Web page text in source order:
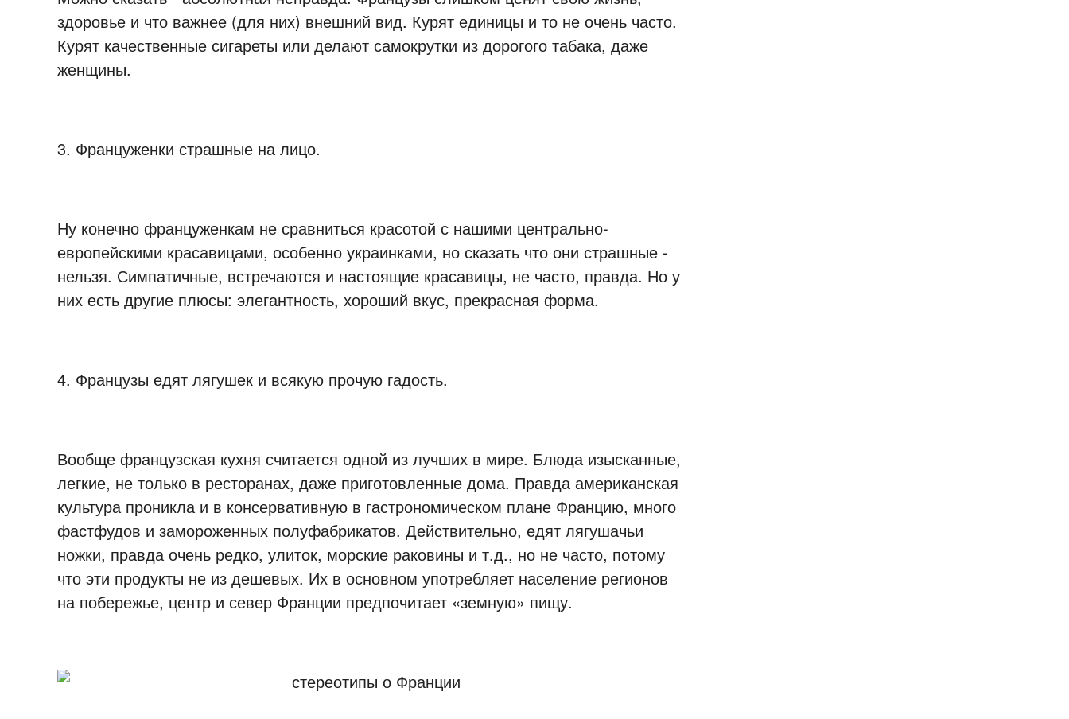
здоровье и что важнее (для них) внешний вид. Курят единицы и то не очень часто.
Курят качественные сигареты или делают самокрутки из дорогого табака, даже
женщины.
3. Француженки страшные на лицо.
Ну конечно француженкам не сравниться красотой с нашими центрально-
европейскими красавицами, особенно украинками, но сказать что они страшные -
нельзя. Симпатичные, встречаются и настоящие красавицы, не часто, правда. Но у
них есть другие плюсы: элегантность, хороший вкус, прекрасная форма.
4. Французы едят лягушек и всякую прочую гадость.
Вообще французская кухня считается одной из лучших в мире. Блюда изысканные,
легкие, не только в ресторанах, даже приготовленные дома. Правда американская
культура проникла и в консервативную в гастрономическом плане Францию, много
фастфудов и замороженных полуфабрикатов. Действительно, едят лягушачьи
ножки, правда очень редко, улиток, морские раковины и т.д., но не часто, потому
что эти продукты не из дешевых. Их в основном употребляет население регионов
на побережье, центр и север Франции предпочитает «земную» пищу.